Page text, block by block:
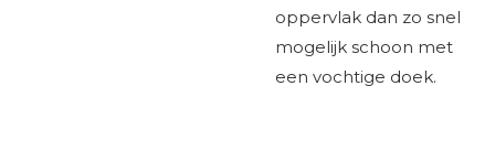
oppervlak dan zo snel
mogelijk schoon met
een vochtige doek.